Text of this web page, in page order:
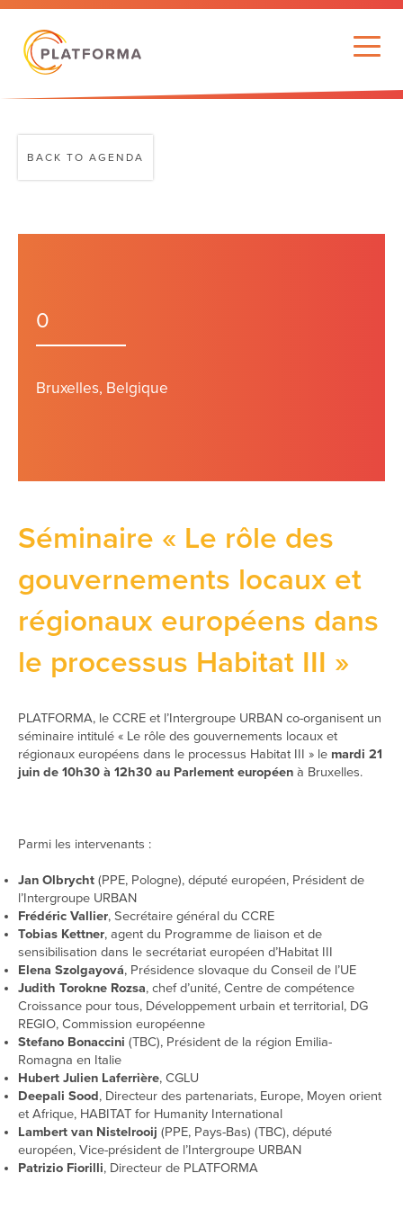
BACK TO AGENDA
0
Bruxelles, Belgique
Séminaire « Le rôle des
gouvernements locaux et
régionaux européens dans
le processus Habitat III »
PLATFORMA, le CCRE et l’Intergroupe URBAN co-organisent un
séminaire intitulé « Le rôle des gouvernements locaux et
régionaux européens dans le processus Habitat III » le mardi 21
juin de 10h30 à 12h30 au Parlement européen à Bruxelles.
Parmi les intervenants :
Jan Olbrycht (PPE, Pologne), député européen, Président de
l’Intergroupe URBAN
Frédéric Vallier, Secrétaire général du CCRE
Tobias Kettner, agent du Programme de liaison et de
sensibilisation dans le secrétariat européen d’Habitat III
Elena Szolgayová, Présidence slovaque du Conseil de l’UE
Judith Torokne Rozsa, chef d’unité, Centre de compétence
Croissance pour tous, Développement urbain et territorial, DG
REGIO, Commission européenne
Stefano Bonaccini (TBC), Président de la région Emilia-
Romagna en Italie
Hubert Julien Laferrière, CGLU
Deepali Sood, Directeur des partenariats, Europe, Moyen orient
et Afrique, HABITAT for Humanity International
Lambert van Nistelrooij (PPE, Pays-Bas) (TBC), député
européen, Vice-président de l’Intergroupe URBAN
Patrizio Fiorilli, Directeur de PLATFORMA